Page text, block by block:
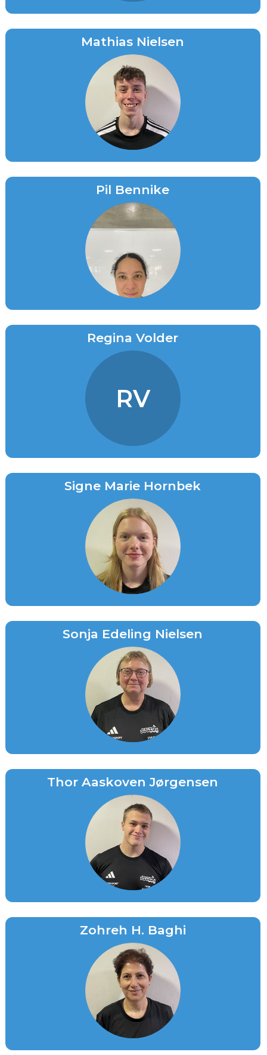
Mathias Nielsen
Pil Bennike
Regina Volder
RV
Signe Marie Hornbek
Sonja Edeling Nielsen
Thor Aaskoven Jørgensen
Zohreh H. Baghi